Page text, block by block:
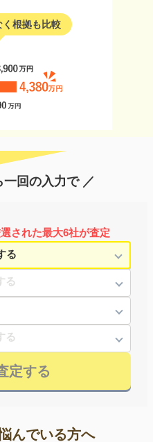
根拠も比較
回の入力で ／
された最大6社が査定
定する
んでいる方へ